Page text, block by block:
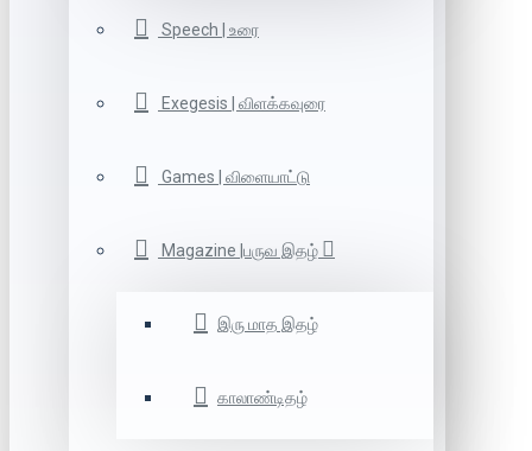
Speech | உரை
Exegesis | விளக்கவுரை
Games | விளையாட்டு
Magazine |பருவ இதழ்
இரு மாத இதழ்
காலாண்டிதழ்